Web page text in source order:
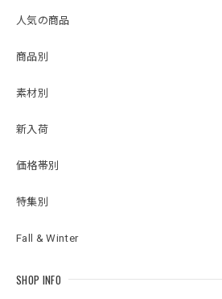
人気の商品
商品別
素材別
新入荷
価格帯別
特集別
Fall & Winter
SHOP INFO